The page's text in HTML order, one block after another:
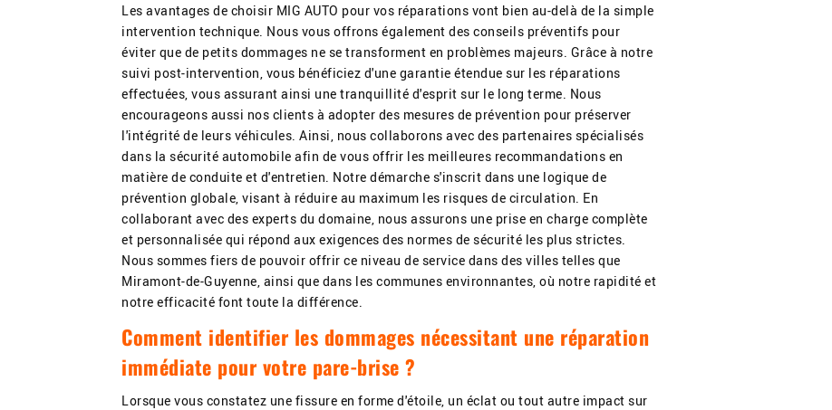
Les avantages de choisir MIG AUTO pour vos réparations vont bien au-delà de la simple
intervention technique. Nous vous offrons également des conseils préventifs pour
éviter que de petits dommages ne se transforment en problèmes majeurs. Grâce à notre
suivi post-intervention, vous bénéficiez d'une garantie étendue sur les réparations
effectuées, vous assurant ainsi une tranquillité d'esprit sur le long terme. Nous
encourageons aussi nos clients à adopter des mesures de prévention pour préserver
l'intégrité de leurs véhicules. Ainsi, nous collaborons avec des partenaires spécialisés
dans la sécurité automobile afin de vous offrir les meilleures recommandations en
matière de conduite et d'entretien. Notre démarche s'inscrit dans une logique de
prévention globale, visant à réduire au maximum les risques de circulation. En
collaborant avec des experts du domaine, nous assurons une prise en charge complète
et personnalisée qui répond aux exigences des normes de sécurité les plus strictes.
Nous sommes fiers de pouvoir offrir ce niveau de service dans des villes telles que
Miramont-de-Guyenne, ainsi que dans les communes environnantes, où notre rapidité et
notre efficacité font toute la différence.
Comment identifier les dommages nécessitant une réparation
immédiate pour votre pare-brise ?
Lorsque vous constatez une fissure en forme d'étoile, un éclat ou tout autre impact sur